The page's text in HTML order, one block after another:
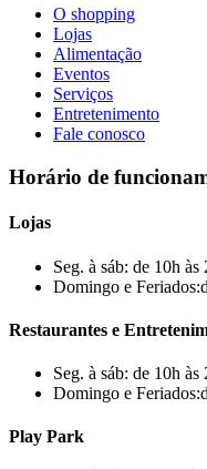
O shopping
Lojas
Alimentação
Eventos
Serviços
Entretenimento
Fale conosco
Horário de
Lojas
Seg. à sáb: de 10h às
Domingo e
Restaurantes e
Seg. à sáb: de 10h às
Domingo e
Play Park